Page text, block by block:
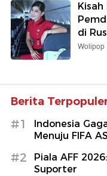
di
Wolipop
Berita
#1
Indonesia
Menuju FIFA
#2
Piala AFF
Suporter